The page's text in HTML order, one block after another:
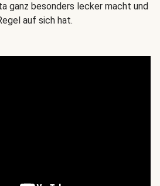
ganz besonders lecker macht und
auf sich hat.